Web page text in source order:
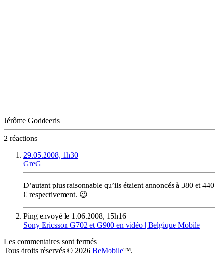
Jérôme Goddeeris
2 réactions
29.05.2008, 1h30
GreG
D’autant plus raisonnable qu’ils étaient annoncés à 380 et 440
€ respectivement. 😉
Ping envoyé le 1.06.2008, 15h16
Sony Ericsson G702 et G900 en vidéo | Belgique Mobile
Les commentaires sont fermés
Tous droits réservés © 2026 BeMobile™.